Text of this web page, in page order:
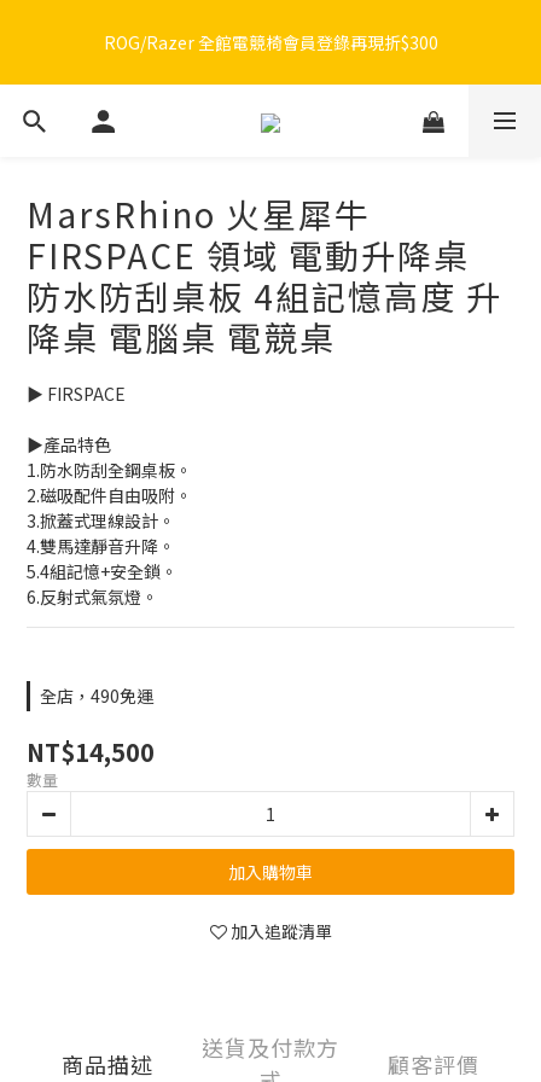
300
ROG/Razer 全館電競椅會員登錄再現折$300
🔥品牌限定滿額折🔥ROG周邊滿1500折100 / 2500折200 / 3000折
MarsRhino 火星犀牛
FIRSPACE 領域 電動升降桌
防水防刮桌板 4組記憶高度 升
降桌 電腦桌 電競桌
▶️ FIRSPACE
▶️產品特色
1.防水防刮全鋼桌板。
2.磁吸配件自由吸附。
3.掀蓋式理線設計。
4.雙馬達靜音升降。
5.4組記憶+安全鎖。
6.反射式氣氛燈。
全店，490免運
NT$14,500
數量
加入購物車
加入追蹤清單
商品描述
送貨及付款方
顧客評價